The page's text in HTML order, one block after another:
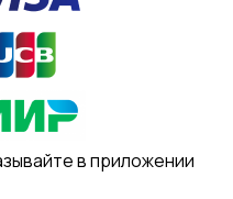
в приложении